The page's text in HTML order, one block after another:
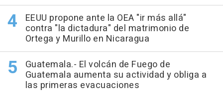
EEUU propone ante la OEA "ir más allá"
contra "la dictadura" del matrimonio de
Ortega y Murillo en Nicaragua
Guatemala.- El volcán de Fuego de
Guatemala aumenta su actividad y obliga a
las primeras evacuaciones